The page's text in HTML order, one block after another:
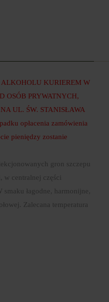
KURIEREM W
OSÓB PRYWATNYCH,
UL. ŚW. STANISŁAWA
opłacenia zamówienia
pieniędzy zostanie
gron szczepu
centralnej części
smaku łagodne, harmonijne,
Zalecana temperatura